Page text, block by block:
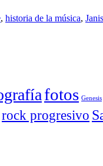
, historia de la música,
fotos Genesis
rock progresivo